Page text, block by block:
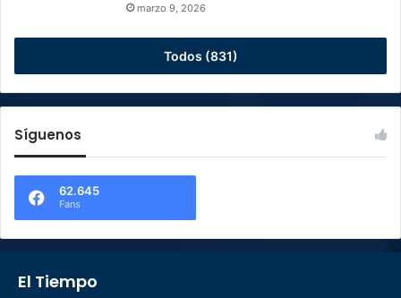
marzo 9, 2026
Todos (831)
Síguenos
62.645
Fans
El Tiempo